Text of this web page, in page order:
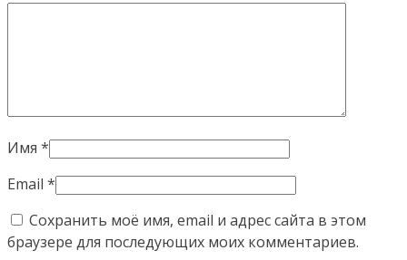
Имя *
Email *
Сохранить моё имя, email и адрес сайта в этом
браузере для последующих моих комментариев.